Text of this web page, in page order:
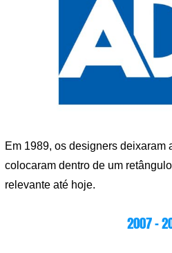
Em 1989, os designers deixaram
colocaram dentro de um
relevante até hoje.
2007 –